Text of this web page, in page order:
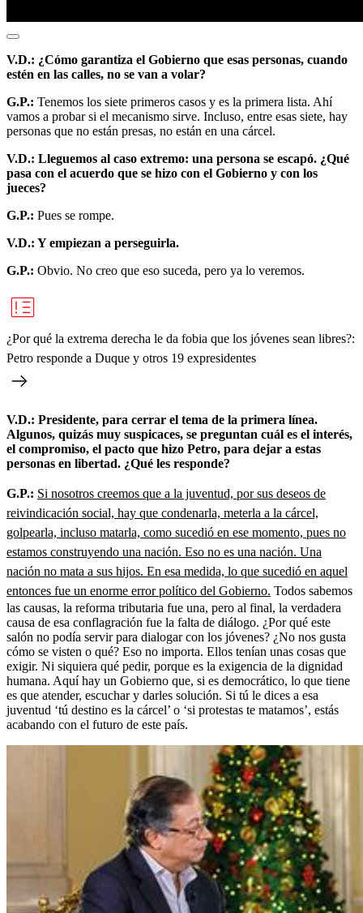
V.D.: ¿Cómo garantiza el Gobierno que esas personas, cuando
estén en las calles, no se van a volar?
G.P.: Tenemos los siete primeros casos y es la primera lista. Ahí
vamos a probar si el mecanismo sirve. Incluso, entre esas siete, hay
personas que no están presas, no están en una cárcel.
V.D.: Lleguemos al caso extremo: una persona se escapó. ¿Qué
pasa con el acuerdo que se hizo con el Gobierno y con los
jueces?
G.P.: Pues se rompe.
V.D.: Y empiezan a perseguirla.
G.P.: Obvio. No creo que eso suceda, pero ya lo veremos.
¿Por qué la extrema derecha le da fobia que los jóvenes sean libres?:
Petro responde a Duque y otros 19 expresidentes
V.D.: Presidente, para cerrar el tema de la primera línea.
Algunos, quizás muy suspicaces, se preguntan cuál es el interés,
el compromiso, el pacto que hizo Petro, para dejar a estas
personas en libertad. ¿Qué les responde?
G.P.: Si nosotros creemos que a la juventud, por sus deseos de
reivindicación social, hay que condenarla, meterla a la cárcel,
golpearla, incluso matarla, como sucedió en ese momento, pues no
estamos construyendo una nación. Eso no es una nación. Una
nación no mata a sus hijos. En esa medida, lo que sucedió en aquel
entonces fue un enorme error político del Gobierno. Todos sabemos
las causas, la reforma tributaria fue una, pero al final, la verdadera
causa de esa conflagración fue la falta de diálogo. ¿Por qué este
salón no podía servir para dialogar con los jóvenes? ¿No nos gusta
cómo se visten o qué? Eso no importa. Ellos tenían unas cosas que
exigir. Ni siquiera qué pedir, porque es la exigencia de la dignidad
humana. Aquí hay un Gobierno que, si es democrático, lo que tiene
es que atender, escuchar y darles solución. Si tú le dices a esa
juventud ‘tú destino es la cárcel’ o ‘si protestas te matamos’, estás
acabando con el futuro de este país.